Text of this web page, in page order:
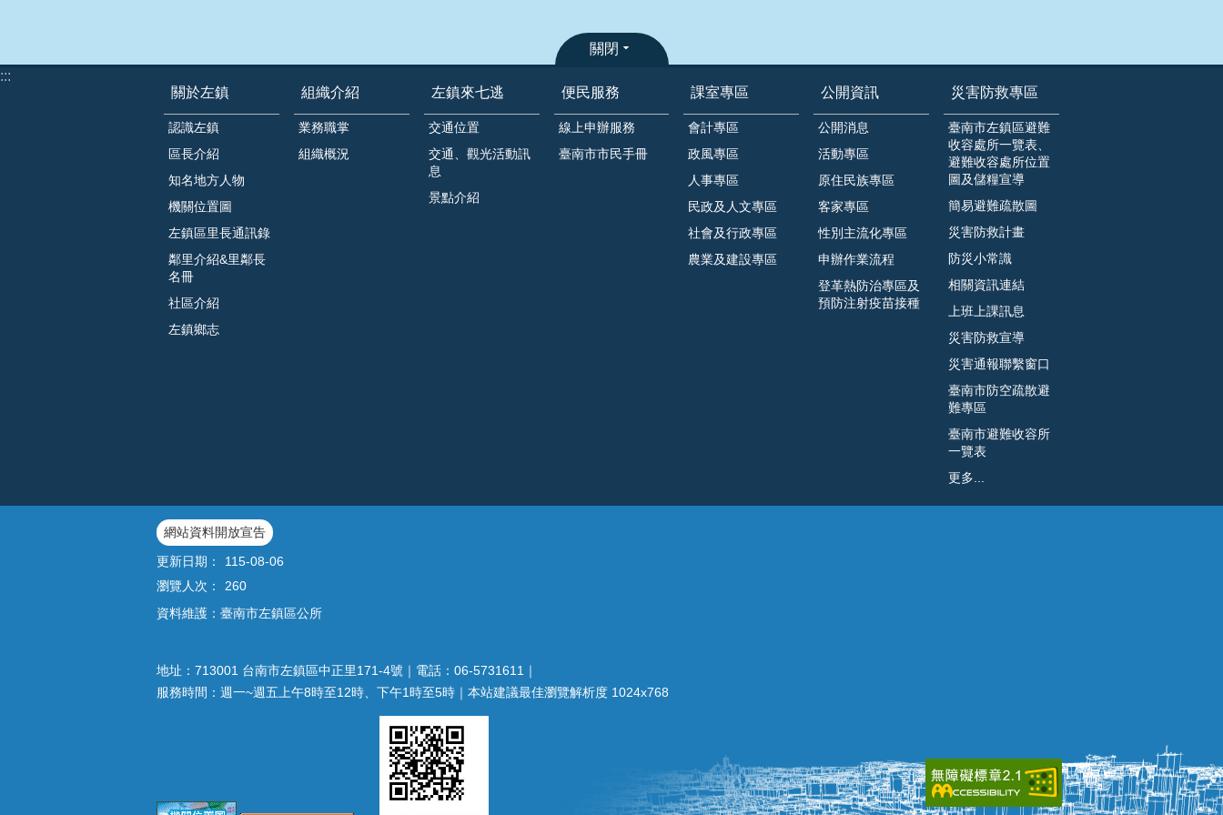
關閉
:::
關於左鎮
認識左鎮
區長介紹
知名地方人物
機關位置圖
左鎮區里長通訊錄
鄰里介紹&里鄰長
名冊
社區介紹
左鎮鄉志
組織介紹
業務職掌
組織概況
左鎮來七逃
交通位置
交通、觀光活動訊
息
景點介紹
便民服務
線上申辦服務
臺南市市民手冊
課室專區
會計專區
政風專區
人事專區
民政及人文專區
社會及行政專區
農業及建設專區
公開資訊
公開消息
活動專區
原住民族專區
客家專區
性別主流化專區
申辦作業流程
登革熱防治專區及
預防注射疫苗接種
災害防救專區
臺南市左鎮區避難
收容處所一覽表、
避難收容處所位置
圖及儲糧宣導
簡易避難疏散圖
災害防救計畫
防災小常識
相關資訊連結
上班上課訊息
災害防救宣導
災害通報聯繫窗口
臺南市防空疏散避
難專區
臺南市避難收容所
一覽表
更多...
網站資料開放宣告
更新日期：
115-08-06
瀏覽人次：
260
資料維護：臺南市左鎮區公所
地址：713001 台南市左鎮區中正里171-4號｜電話：06-5731611｜
服務時間：週一~週五上午8時至12時、下午1時至5時｜本站建議最佳瀏覽解析度 1024x768